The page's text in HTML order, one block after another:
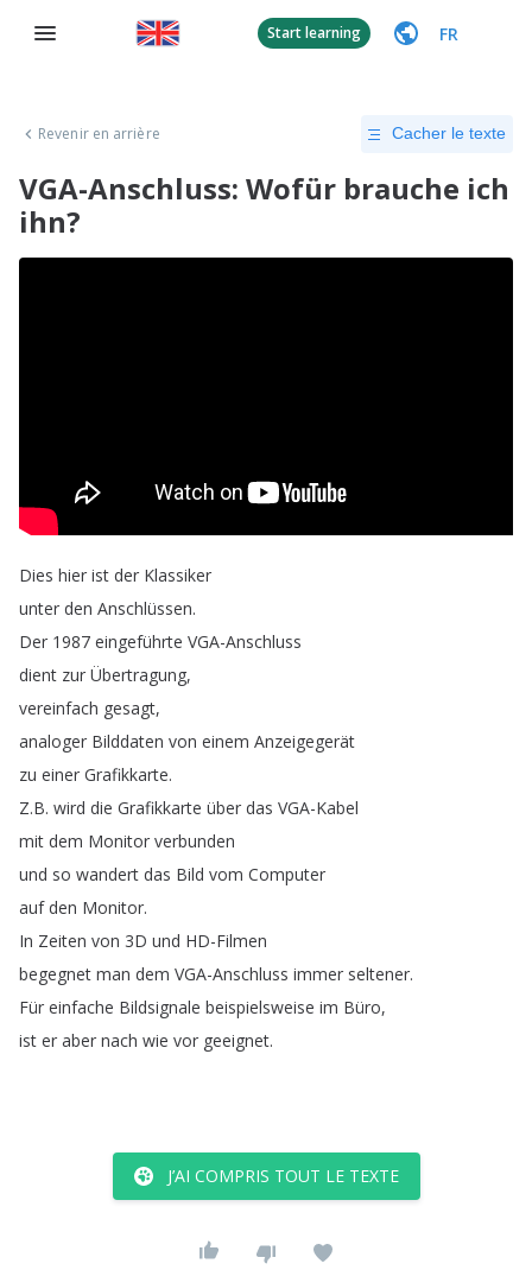
Start learning FR
Revenir en arrière Cacher le texte
VGA-Anschluss: Wofür brauche ich
ihn?
Dies hier ist der Klassiker
unter den Anschlüssen.
Der 1987 eingeführte VGA-Anschluss
dient zur Übertragung,
vereinfach gesagt,
analoger Bilddaten von einem Anzeigegerät
zu einer Grafikkarte.
Z.B. wird die Grafikkarte über das VGA-Kabel
mit dem Monitor verbunden
und so wandert das Bild vom Computer
auf den Monitor.
In Zeiten von 3D und HD-Filmen
begegnet man dem VGA-Anschluss immer seltener.
Für einfache Bildsignale beispielsweise im Büro,
ist er aber nach wie vor geeignet.
J’AI COMPRIS TOUT LE TEXTE